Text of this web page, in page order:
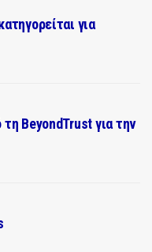
για
BeyondTrust για την